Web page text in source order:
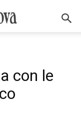
con le